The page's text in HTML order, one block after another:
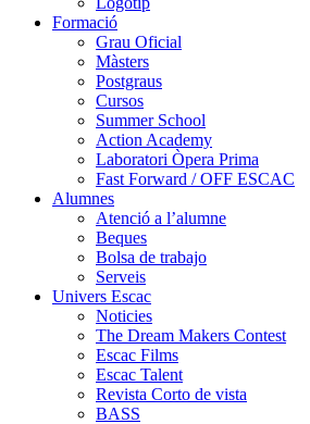
Formació
Grau Oficial
Màsters
Postgraus
Cursos
Summer School
Action Academy
Laboratori Òpera Prima
Fast Forward / OFF ESCAC
Alumnes
Atenció a l’alumne
Beques
Bolsa de trabajo
Serveis
Univers Escac
Noticies
The Dream Makers Contest
Escac Films
Escac Talent
Revista Corto de vista
BASS